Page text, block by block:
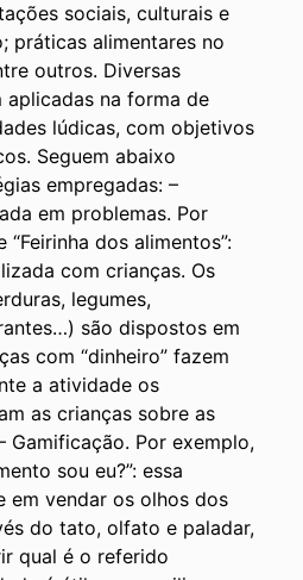
sociais, culturais e
práticas alimentares no
outros. Diversas
na forma de
lúdicas, com objetivos
Seguem abaixo
empregadas: –
em problemas. Por
dos alimentos”:
com crianças. Os
legumes,
são dispostos em
com “dinheiro” fazem
a atividade os
as crianças sobre as
Gamificação. Por exemplo,
sou eu?”: essa
em vendar os olhos dos
do tato, olfato e paladar,
qual é o referido